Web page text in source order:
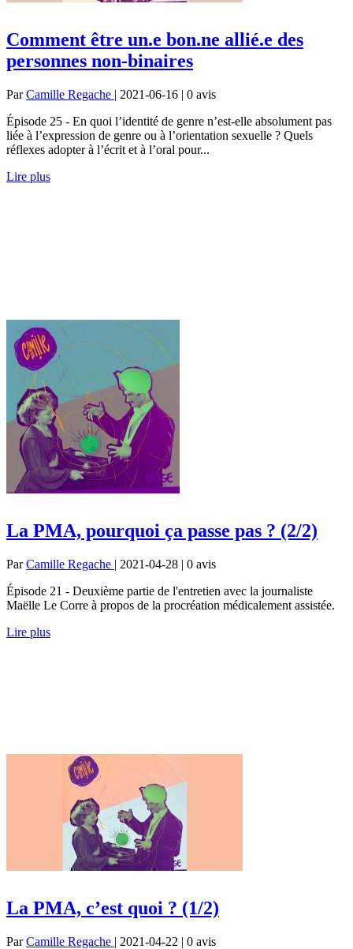
Comment être un.e bon.ne allié.e des
personnes non-binaires
ParCamille Regache | 2021-06-16 | 0 avis
Épisode 25 - En quoi l’identité de genre n’est-elle absolument pas
liée à l’expression de genre ou à l’orientation sexuelle ? Quels
réflexes adopter à l’écrit et à l’oral pour...
Lire plus
La PMA, pourquoi ça passe pas ? (2/2)
ParCamille Regache | 2021-04-28 | 0 avis
Épisode 21 - Deuxième partie de l'entretien avec la journaliste
Maëlle Le Corre à propos de la procréation médicalement assistée.
Lire plus
La PMA, c’est quoi ? (1/2)
ParCamille Regache | 2021-04-22 | 0 avis